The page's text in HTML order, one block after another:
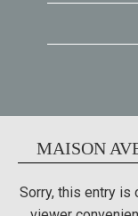
MAISON
Sorry, this entry is